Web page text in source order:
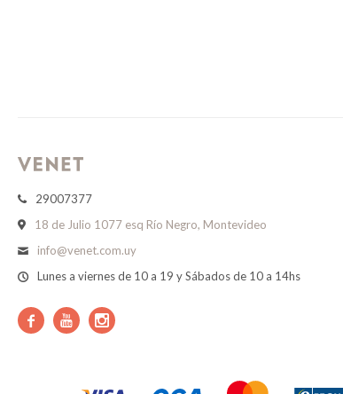
29007377
18 de Julio 1077 esq Río Negro, Montevideo
info@venet.com.uy
Lunes a viernes de 10 a 19 y Sábados de 10 a 14hs
  